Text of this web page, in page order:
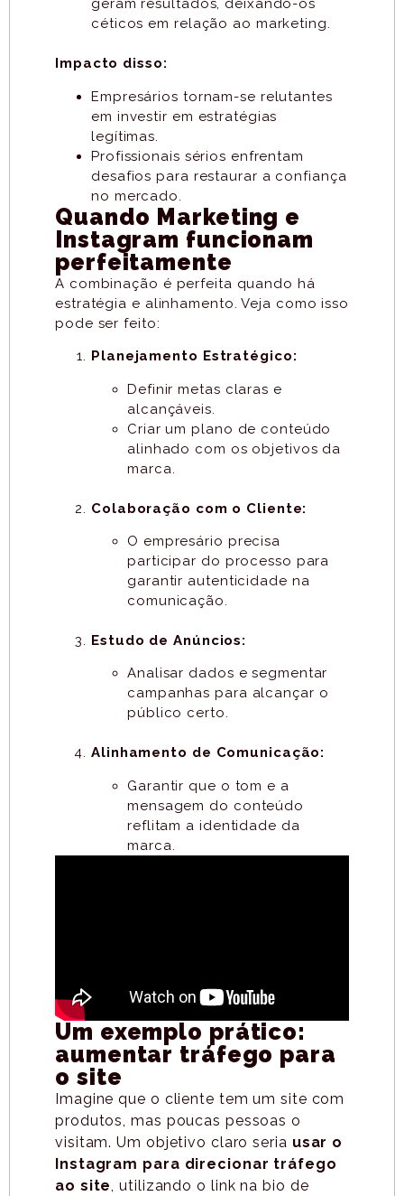
geram resultados, deixando-os
céticos em relação ao marketing.
Impacto disso:
Empresários tornam-se relutantes
em investir em estratégias
legítimas.
Profissionais sérios enfrentam
desafios para restaurar a confiança
no mercado.
Quando Marketing e
Instagram funcionam
perfeitamente
A combinação é perfeita quando há
estratégia e alinhamento. Veja como isso
pode ser feito:
Planejamento Estratégico:
Definir metas claras e
alcançáveis.
Criar um plano de conteúdo
alinhado com os objetivos da
marca.
Colaboração com o Cliente:
O empresário precisa
participar do processo para
garantir autenticidade na
comunicação.
Estudo de Anúncios:
Analisar dados e segmentar
campanhas para alcançar o
público certo.
Alinhamento de Comunicação:
Garantir que o tom e a
mensagem do conteúdo
reflitam a identidade da
marca.
Um exemplo prático:
aumentar tráfego para
o site
Imagine que o cliente tem um site com
produtos, mas poucas pessoas o
visitam. Um objetivo claro seria usar o
Instagram para direcionar tráfego
ao site, utilizando o link na bio de